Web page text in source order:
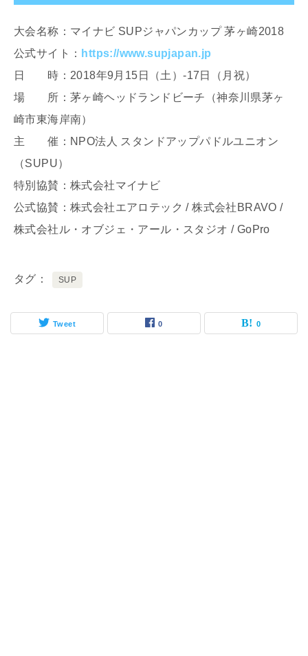
大会名称：マイナビ SUPジャパンカップ 茅ヶ崎2018
公式サイト： https://www.supjapan.jp
日 時：2018年9月15日（土）-17日（月祝）
場 所：茅ヶ崎ヘッドランドビーチ（神奈川県茅ヶ
崎市東海岸南）
主 催：NPO法人 スタンドアップパドルユニオン
（SUPU）
特別協賛：株式会社マイナビ
公式協賛：株式会社エアロテック / 株式会社BRAVO /
株式会社ル・オブジェ・アール・スタジオ / GoPro
タグ SUP
Tweet 0 0